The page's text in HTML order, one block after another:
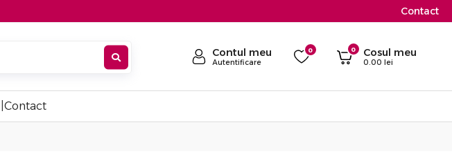
Contact
Contul meu
Autentificare
0 0 Cosul meu
0.00 lei
Contact